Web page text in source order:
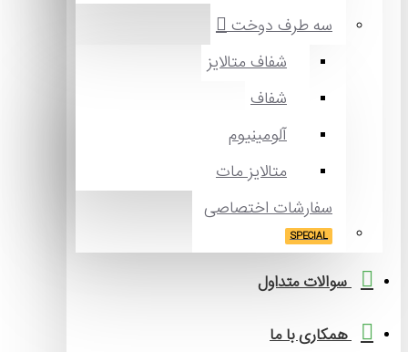
سه طرف دوخت
شفاف متالایز
شفاف
آلومینیوم
متالایز مات
سفارشات اختصاصی
SPECIAL
سوالات متداول
همکاری با ما